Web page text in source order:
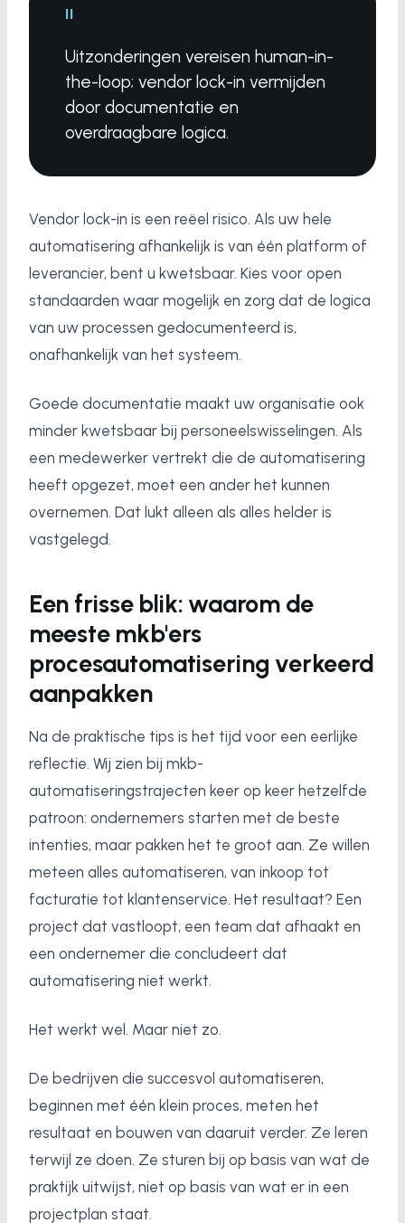
"
Uitzonderingen vereisen human-in-
the-loop; vendor lock-in vermijden
door documentatie en
overdraagbare logica.
Vendor lock-in is een reëel risico. Als uw hele
automatisering afhankelijk is van één platform of
leverancier, bent u kwetsbaar. Kies voor open
standaarden waar mogelijk en zorg dat de logica
van uw processen gedocumenteerd is,
onafhankelijk van het systeem.
Goede documentatie maakt uw organisatie ook
minder kwetsbaar bij personeelswisselingen. Als
een medewerker vertrekt die de automatisering
heeft opgezet, moet een ander het kunnen
overnemen. Dat lukt alleen als alles helder is
vastgelegd.
Een frisse blik: waarom de
meeste mkb'ers
procesautomatisering verkeerd
aanpakken
Na de praktische tips is het tijd voor een eerlijke
reflectie. Wij zien bij mkb-
automatiseringstrajecten keer op keer hetzelfde
patroon: ondernemers starten met de beste
intenties, maar pakken het te groot aan. Ze willen
meteen alles automatiseren, van inkoop tot
facturatie tot klantenservice. Het resultaat? Een
project dat vastloopt, een team dat afhaakt en
een ondernemer die concludeert dat
automatisering niet werkt.
Het werkt wel. Maar niet zo.
De bedrijven die succesvol automatiseren,
beginnen met één klein proces, meten het
resultaat en bouwen van daaruit verder. Ze leren
terwijl ze doen. Ze sturen bij op basis van wat de
praktijk uitwijst, niet op basis van wat er in een
projectplan staat.